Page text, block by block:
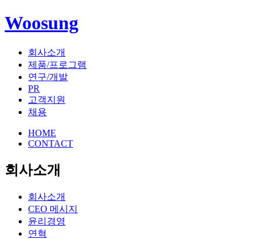
Woosung
회사소개
제품/프로그램
연구/개발
PR
고객지원
채용
HOME
CONTACT
회사소개
회사소개
CEO 메시지
윤리경영
연혁